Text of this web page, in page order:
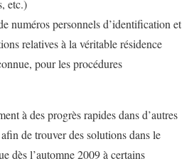
etc.)
numéros personnels d’identification et
relatives à la véritable résidence
pour les procédures
à des progrès rapides dans d’autres
de trouver des solutions dans le
dès l’automne 2009 à certains